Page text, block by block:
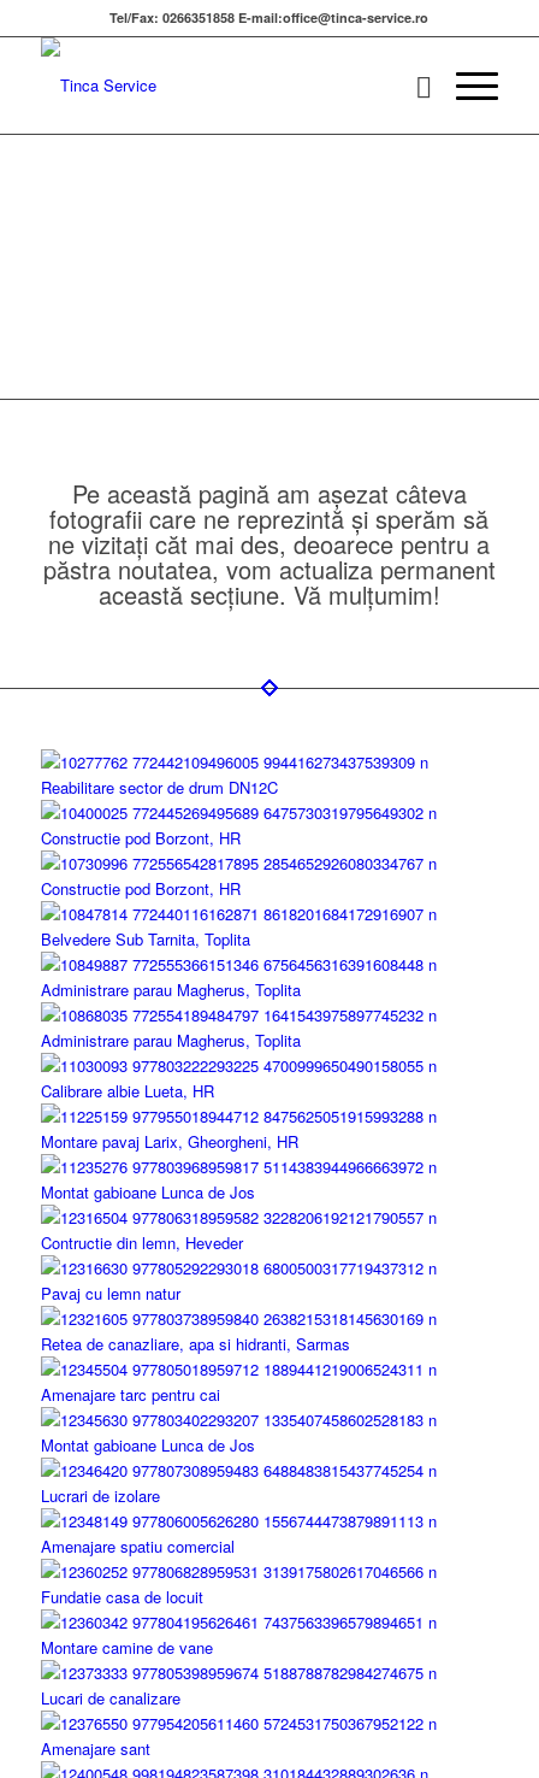
Tel/Fax: 0266351858 E-mail:office@tinca-service.ro
Pe această pagină am aşezat câteva
fotografii care ne reprezintă şi sperăm să
ne vizitaţi căt mai des, deoarece pentru a
păstra noutatea, vom actualiza permanent
această secţiune. Vă mulţumim!
Reabilitare sector de drum DN12C
Constructie pod Borzont, HR
Constructie pod Borzont, HR
Belvedere Sub Tarnita, Toplita
Administrare parau Magherus, Toplita
Administrare parau Magherus, Toplita
Calibrare albie Lueta, HR
Montare pavaj Larix, Gheorgheni, HR
Montat gabioane Lunca de Jos
Contructie din lemn, Heveder
Pavaj cu lemn natur
Retea de canazliare, apa si hidranti, Sarmas
Amenajare tarc pentru cai
Montat gabioane Lunca de Jos
Lucrari de izolare
Amenajare spatiu comercial
Fundatie casa de locuit
Montare camine de vane
Lucari de canalizare
Amenajare sant